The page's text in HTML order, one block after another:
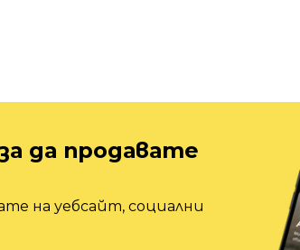
да продавате
на уебсайт, социални